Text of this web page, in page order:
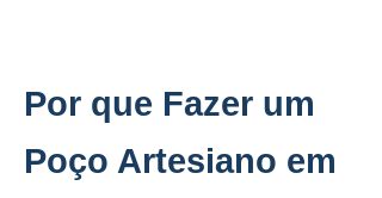
Por que Fazer um
Poço Artesiano em